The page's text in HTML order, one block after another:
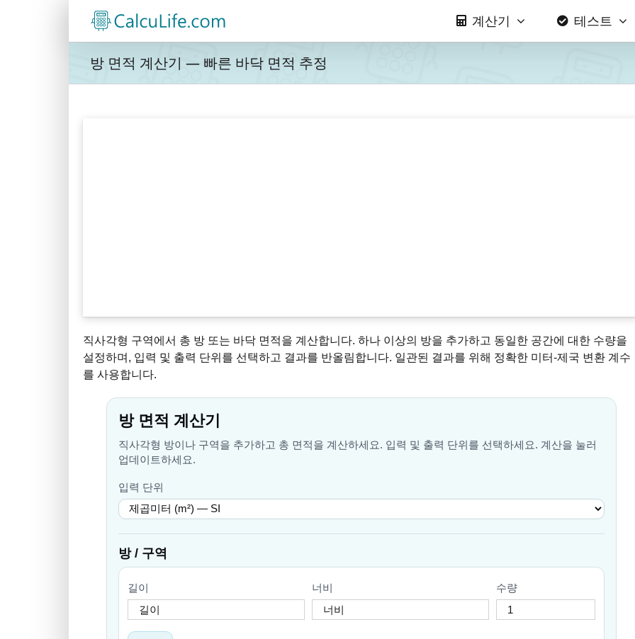
계산기 테스트
방 면적 계산기 — 빠른 바닥 면적 추정
직사각형 구역에서 총 방 또는 바닥 면적을 계산합니다. 하나 이상의 방을 추가하고 동일한 공간에 대한 수량을
설정하며, 입력 및 출력 단위를 선택하고 결과를 반올림합니다. 일관된 결과를 위해 정확한 미터-제국 변환 계수
를 사용합니다.
방 면적 계산기
직사각형 방이나 구역을 추가하고 총 면적을 계산하세요. 입력 및 출력 단위를 선택하세요. 계산을 눌러
업데이트하세요.
입력 단위
방 / 구역
길이 너비 수량